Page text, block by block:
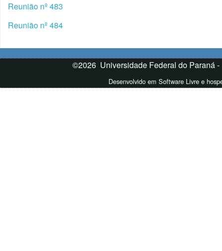
Reunião nº 483
Reunião nº 484
©2026 Universidade Federal do Paraná
Desenvolvido em Software Livre e